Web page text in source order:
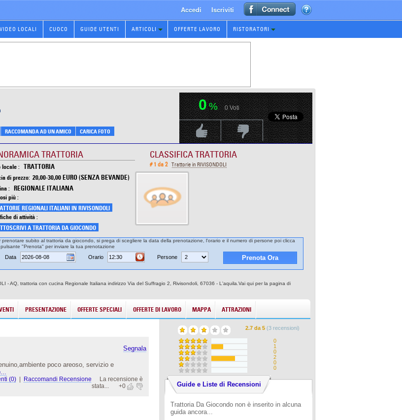
Accedi Iscriviti
VIDEO LOCALI CUOCO GUIDE UTENTI ARTICOLI OFFERTE LAVORO RISTORATORI
RACCOMANDA AD UN AMICO CARICA FOTO
0% 0Voti
Voti PositivoVoti Negativo
TRATTORIA
locale : TRATTORIA
di prezzo: 20,00-30,00 EURO (SENZA BEVANDE)
: REGIONALE ITALIANA
più :
REGIONALI ITALIANI IN RIVISONDOLI
di attività :
A TRATTORIA DA GIOCONDO
CLASSIFICA TRATTORIA
# 1 da 2 Trattorie in RIVISONDOLI
prenotare subito al trattoria da giocondo, si prega di scegliere la data della prenotazione, l'orario e il numero di persone poi clicca
"Prenota" per inviare la tua prenotazione
Data Orario Persone
- AQ, trattoria con cucina Regionale Italiana indirizzo Via del Suffragio 2, Rivisondoli, 67036 - L'aquila.Vai qui per la pagina di
PRESENTAZIONE OFFERTE SPECIALI OFFERTE DI LAVORO MAPPA ATTRAZIONI
Segnala
poco areoso, servizio e
(0) Raccomandi Recensione
La recensione è
stata...
+0
2.7da5 (3recensioni)
0
1
0
2
0
0
Guide e Liste di Recensioni
Trattoria Da Giocondo non è inserito in alcuna
guida ancora...